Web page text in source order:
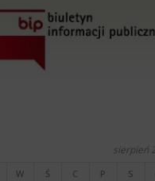
sierpień
W Ś C P S